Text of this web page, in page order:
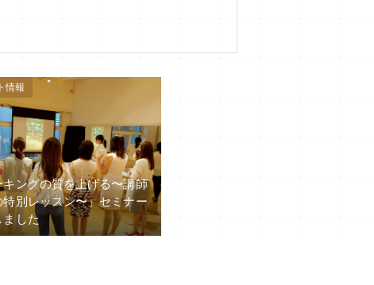
キングの質を上げる〜講師
特別レッスン〜」セミナー
ました
情報